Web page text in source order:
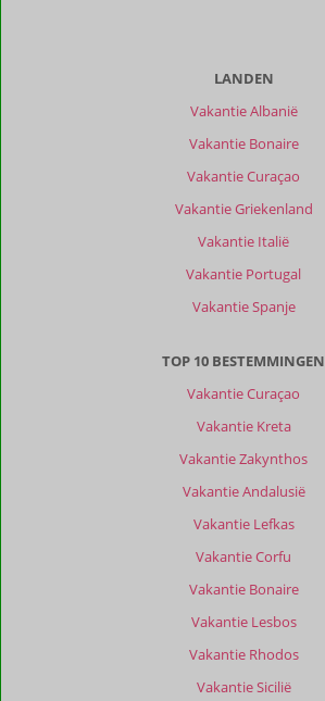
LANDEN
Vakantie Albanië
Vakantie Bonaire
Vakantie Curaçao
Vakantie Griekenland
Vakantie Italië
Vakantie Portugal
Vakantie Spanje
TOP 10 BESTEMMINGEN
Vakantie Curaçao
Vakantie Kreta
Vakantie Zakynthos
Vakantie Andalusië
Vakantie Lefkas
Vakantie Corfu
Vakantie Bonaire
Vakantie Lesbos
Vakantie Rhodos
Vakantie Sicilië